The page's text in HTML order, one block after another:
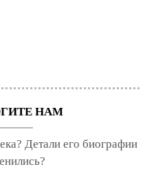
НАМ
Детали его биографии